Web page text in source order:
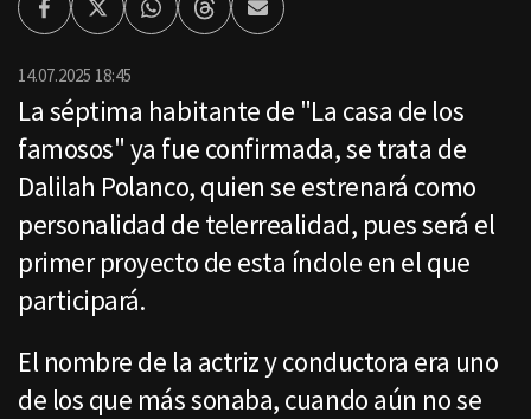
FacebookTwitterWhatsappThreadsEnviar
por
14.07.2025 18:45
La séptima habitante de "La casa de los
famosos" ya fue confirmada, se trata de
Dalilah Polanco, quien se estrenará como
personalidad de telerrealidad, pues será el
primer proyecto de esta índole en el que
participará.
El nombre de la actriz y conductora era uno
de los que más sonaba, cuando aún no se